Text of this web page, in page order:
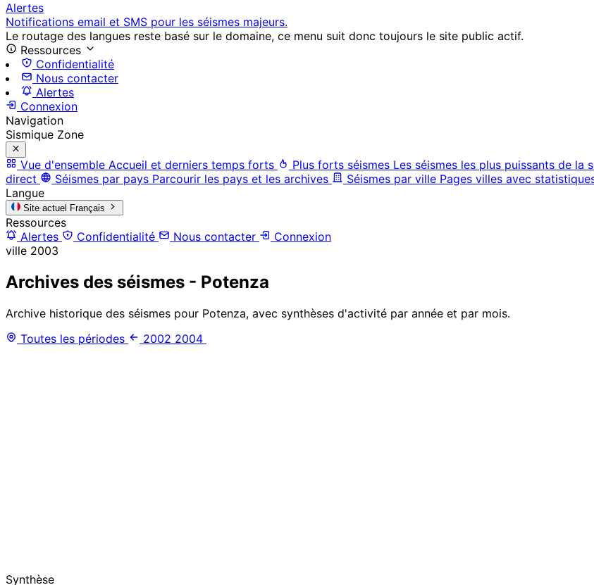
Alertes
Notifications email et SMS pour les séismes majeurs.
Le routage des langues reste basé sur le domaine, ce menu suit donc toujours le site public actif.
Ressources
Confidentialité
Nous contacter
Alertes
Connexion
Navigation
Sismique Zone
Vue d'ensemble Accueil et derniers temps forts Plus forts séismes Les séismes les plus puissants de la
direct
Séismes par pays Parcourir les pays et les archives Séismes par ville Pages villes avec
Langue
Site actuel Français
Ressources
Alertes
Confidentialité Nous contacter
Connexion
ville 2003
Archives des séismes - Potenza
Archive historique des séismes pour Potenza, avec synthèses d'activité par année et par mois.
Toutes les périodes
2002 2004
Synthèse